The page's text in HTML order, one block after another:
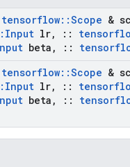
tensorflow::Scope &
Input lr, ::
beta , ::
tensorflow::Scope &
Input lr, ::
beta , ::